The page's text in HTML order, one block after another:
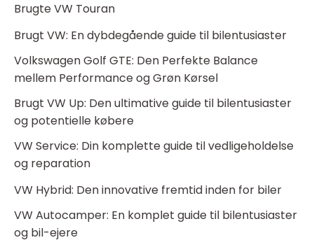
Brugte VW Touran
Brugt VW: En dybdegående guide til bilentusiaster
Volkswagen Golf GTE: Den Perfekte Balance
mellem Performance og Grøn Kørsel
Brugt VW Up: Den ultimative guide til bilentusiaster
og potentielle købere
VW Service: Din komplette guide til vedligeholdelse
og reparation
VW Hybrid: Den innovative fremtid inden for biler
VW Autocamper: En komplet guide til bilentusiaster
og bil-ejere